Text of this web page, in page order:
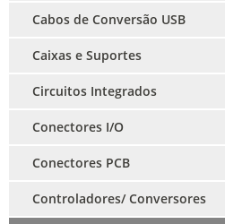
Cabos de Conversão USB
Caixas e Suportes
Circuitos Integrados
Conectores I/O
Conectores PCB
Controladores/ Conversores